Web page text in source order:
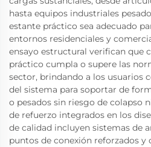
hasta equipos industriales
estante práctico sea adecuado
entornos residenciales y
ensayo estructural verifican que
práctico cumpla o supere las
sector, brindando a los usuarios
del sistema para soportar de
o pesados sin riesgo de colapso
de refuerzo integrados en los
de calidad incluyen sistemas de
puntos de conexión reforzados y